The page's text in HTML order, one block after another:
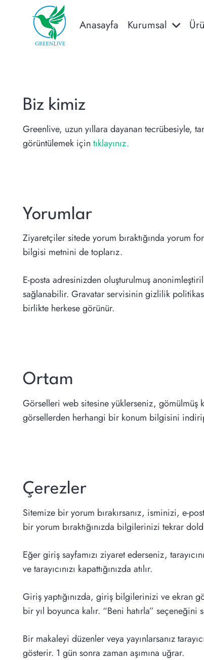
Anasayfa Kurumsal
Biz kimiz
Greenlive, uzun yıllara dayanan tecrübesiyle,
görüntülemek için tıklayınız.
Yorumlar
Ziyaretçiler sitede yorum bıraktığında yorum
bilgisi metnini de toplarız.
E-posta adresinizden oluşturulmuş
sağlanabilir. Gravatar servisinin gizlilik
birlikte herkese görünür.
Ortam
Görselleri web sitesine yüklerseniz, gömülmüş
görsellerden herhangi bir konum bilgisini
Çerezler
Sitemize bir yorum bırakırsanız, isminizi, e-
bir yorum bıraktığınızda bilgilerinizi tekrar
Eğer giriş sayfamızı ziyaret ederseniz,
ve tarayıcınızı kapattığınızda atılır.
Giriş yaptığınızda, giriş bilgilerinizi ve ekran
bir yıl boyunca kalır. “Beni hatırla”
Bir makaleyi düzenler veya yayınlarsanız
gösterir. 1 gün sonra zaman aşımına uğrar.